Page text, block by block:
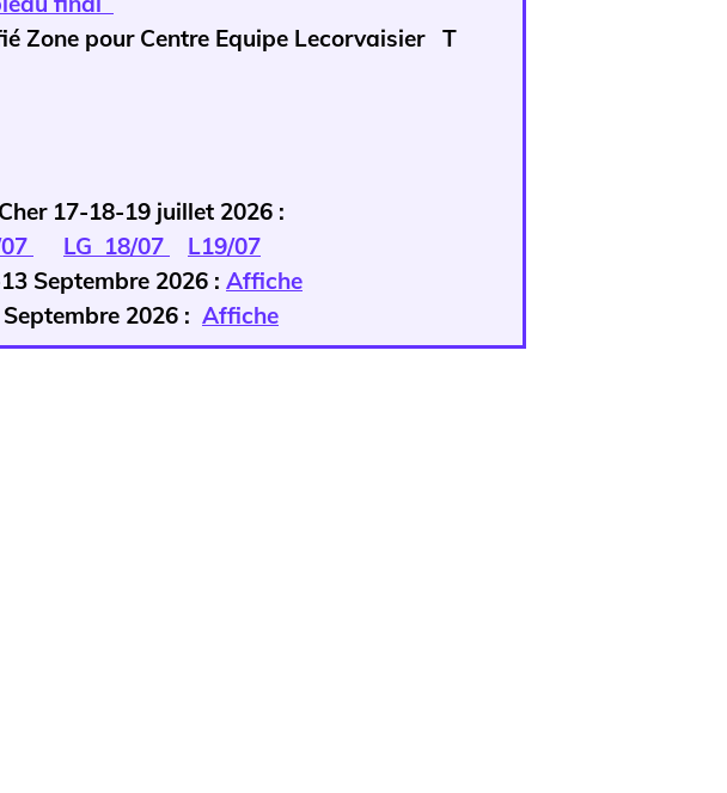
Zone pour Centre Equipe Lecorvaisier T
17-18-19 juillet 2026 :
LG 18/07
L19/07
Septembre 2026 : Affiche
2026 : Affiche